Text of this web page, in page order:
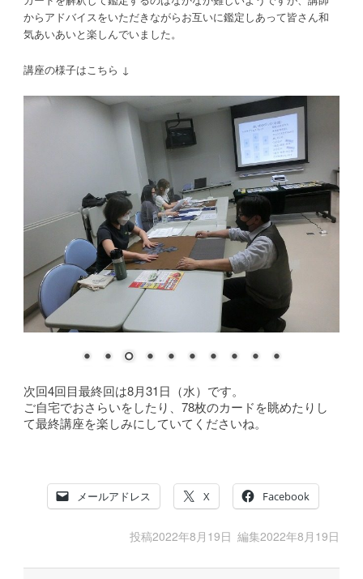
からアドバイスをいただきながらお互いに鑑定しあって皆さん和
気あいあいと楽しんでいました。
講座の様子はこちら ↓
次回4回目最終回は8月31日（水）です。
ご自宅でおさらいをしたり、78枚のカードを眺めたりし
て最終講座を楽しみにしていてくださいね。
メールアドレス X Facebook
投稿2022年8月19日 編集2022年8月19日